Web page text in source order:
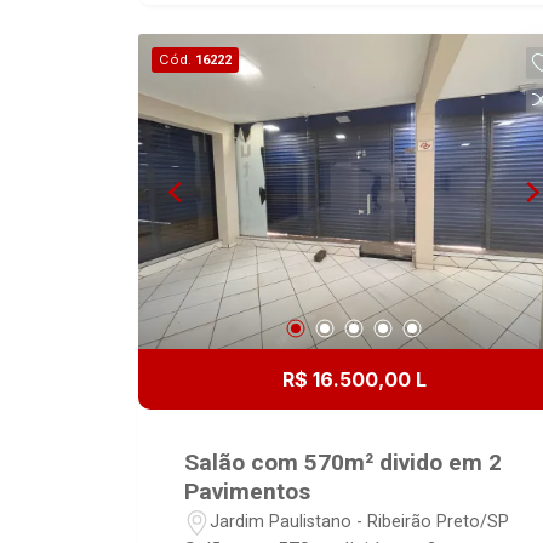
galvalume - Banheiros - Área
administrativa - Recuo frontal com
estacionamento de clientes
Cód. 16222
R$ 16.500,00 L
Salão com 570m² divido em 2
Pavimentos
Jardim Paulistano - Ribeirão Preto/SP